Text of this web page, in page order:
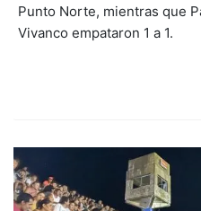
Punto Norte, mientras que
Vivanco empataron 1 a 1.